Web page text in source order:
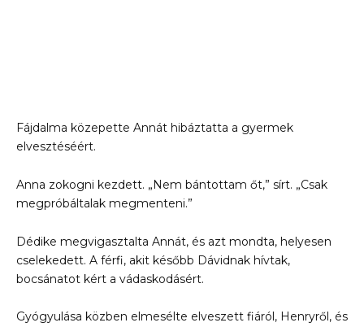
Fájdalma közepette Annát hibáztatta a gyermek
elvesztéséért.
Anna zokogni kezdett. „Nem bántottam őt,” sírt. „Csak
megpróbáltalak megmenteni.”
Dédike megvigasztalta Annát, és azt mondta, helyesen
cselekedett. A férfi, akit később Dávidnak hívtak,
bocsánatot kért a vádaskodásért.
Gyógyulása közben elmesélte elveszett fiáról, Henryről, és